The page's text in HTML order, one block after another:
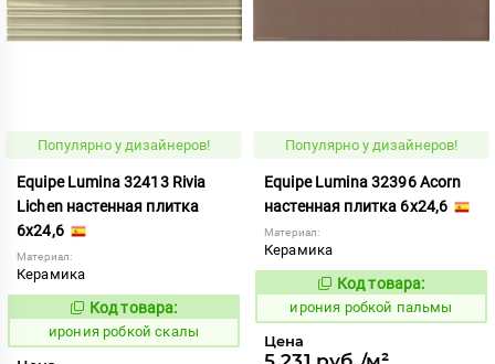
Популярно у дизайнеров!
Equipe Lumina 32413 Rivia
Lichen настенная плитка
6x24,6
Материал:
Керамика
1103591
Код товара:
ирония робкой скалы
Популярно у дизайнеров!
Equipe Lumina 32396 Acorn
настенная плитка 6x24,6
Материал:
Керамика
1103567
Код товара:
ирония робкой пальмы
Цена